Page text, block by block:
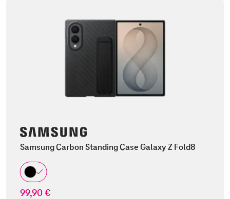
Samsung Carbon Standing Case Galaxy Z Fold8
99,90 €